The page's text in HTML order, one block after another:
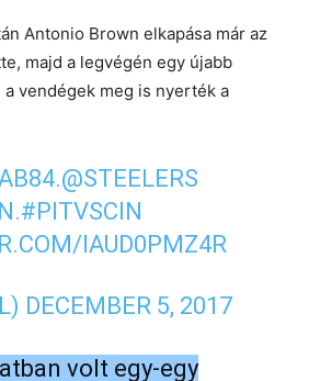
Antonio Brown elkapása már az
majd a legvégén egy újabb
vendégek meg is nyerték a
@STEELERS
#PITVSCIN
IAUD0PMZ4R
DECEMBER 5, 2017
volt egy-egy